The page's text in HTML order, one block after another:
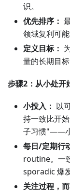
识。
优先排序：
领域复利可能
定义目标：
量的长期目
步骤2：从小处开
小投入： 以
持一致比开
子习惯"——小
每日/定期行
routine。一
sporadic 爆
关注过程，